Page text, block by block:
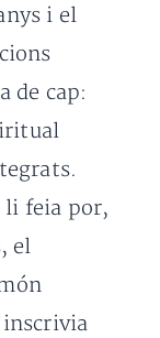
i el
de cap:
li feia por,
el